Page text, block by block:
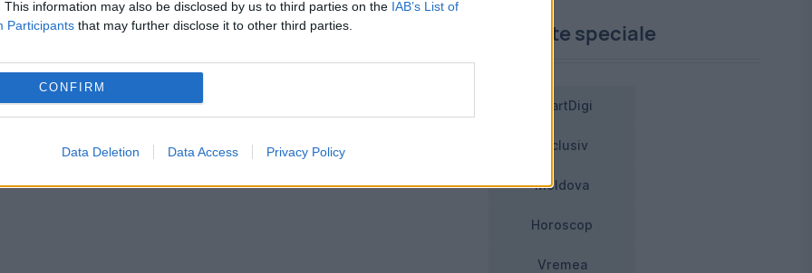
This information may also be disclosed by us to third parties on the IAB’s List of
Participants that may further disclose it to other third parties.
CONFIRM
Data Deletion Data Access Privacy Policy
de Sud. (Sursa foto: Camping Trei Ape)
Proiecte speciale
SmartDigi
Exclusiv
Moldova
Horoscop
Vremea